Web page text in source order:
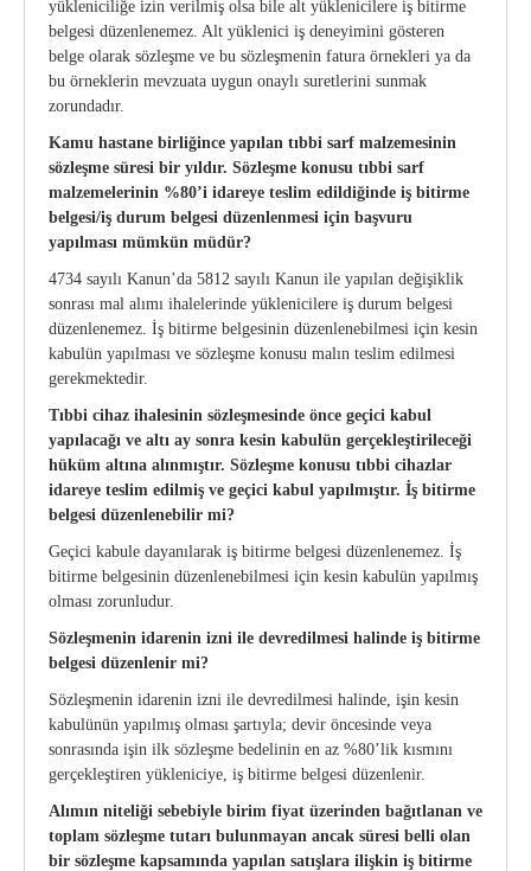
yükleniciliğe izin verilmiş olsa bile alt yüklenicilere iş bitirme
belgesi düzenlenemez. Alt yüklenici iş deneyimini gösteren
belge olarak sözleşme ve bu sözleşmenin fatura örnekleri ya da
bu örneklerin mevzuata uygun onaylı suretlerini sunmak
zorundadır.
Kamu hastane birliğince yapılan tıbbi sarf malzemesinin
sözleşme süresi bir yıldır. Sözleşme konusu tıbbi sarf
malzemelerinin %80’i idareye teslim edildiğinde iş bitirme
belgesi/iş durum belgesi düzenlenmesi için başvuru
yapılması mümkün müdür?
4734 sayılı Kanun’da 5812 sayılı Kanun ile yapılan değişiklik
sonrası mal alımı ihalelerinde yüklenicilere iş durum belgesi
düzenlenemez. İş bitirme belgesinin düzenlenebilmesi için kesin
kabulün yapılması ve sözleşme konusu malın teslim edilmesi
gerekmektedir.
Tıbbi cihaz ihalesinin sözleşmesinde önce geçici kabul
yapılacağı ve altı ay sonra kesin kabulün gerçekleştirileceği
hüküm altına alınmıştır. Sözleşme konusu tıbbi cihazlar
idareye teslim edilmiş ve geçici kabul yapılmıştır. İş bitirme
belgesi düzenlenebilir mi?
Geçici kabule dayanılarak iş bitirme belgesi düzenlenemez. İş
bitirme belgesinin düzenlenebilmesi için kesin kabulün yapılmış
olması zorunludur.
Sözleşmenin idarenin izni ile devredilmesi halinde iş bitirme
belgesi düzenlenir mi?
Sözleşmenin idarenin izni ile devredilmesi halinde, işin kesin
kabulünün yapılmış olması şartıyla; devir öncesinde veya
sonrasında işin ilk sözleşme bedelinin en az %80’lik kısmını
gerçekleştiren yükleniciye, iş bitirme belgesi düzenlenir.
Alımın niteliği sebebiyle birim fiyat üzerinden bağıtlanan ve
toplam sözleşme tutarı bulunmayan ancak süresi belli olan
bir sözleşme kapsamında yapılan satışlara ilişkin iş bitirme